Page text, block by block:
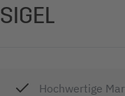
SIGEL
Hochwertige